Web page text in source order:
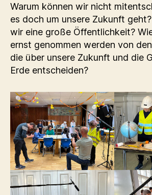
Warum können wir nicht
es doch um unsere Zukunft
wir eine große Öffentlichkeit?
ernst genommen werden von
die über unsere Zukunft und die
Erde entscheiden?